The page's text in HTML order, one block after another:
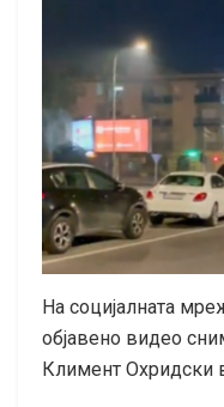
На социјалната
објавено видео
Климент Охридски